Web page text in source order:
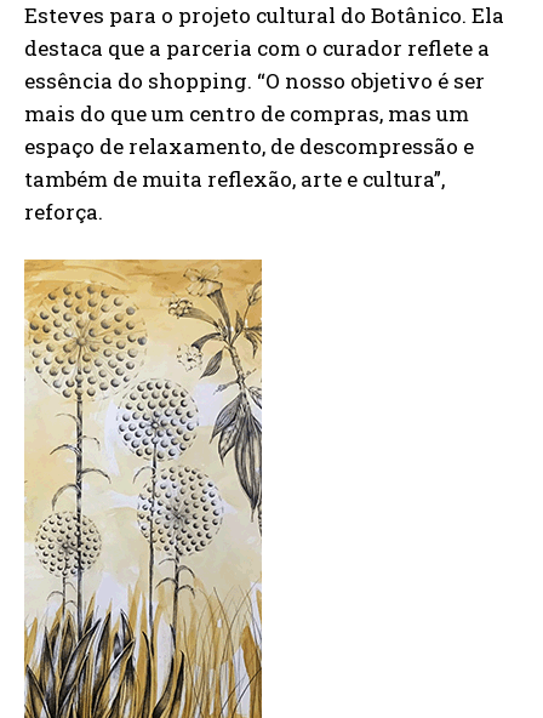
Esteves para o projeto cultural do Botânico. Ela
destaca que a parceria com o curador reflete a
essência do shopping. “O nosso objetivo é ser
mais do que um centro de compras, mas um
espaço de relaxamento, de descompressão e
também de muita reflexão, arte e cultura”,
reforça.